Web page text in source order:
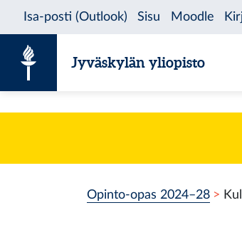
Jyväskylän yliopisto
Opinto-opas 2024–28